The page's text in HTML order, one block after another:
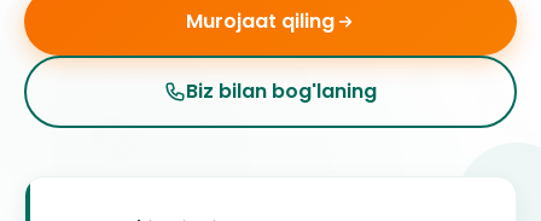
Murojaat qiling
Biz bilan bog'laning